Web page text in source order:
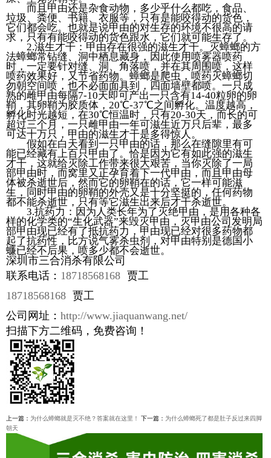
而且甲由还是杂食动物，多少乎什么都吃，食品、
垃圾、粪便、书籍、衣服等，只有是能咬得动的货色，
它们都会吃。也就是说甲由的对生存的环境不很高的请
求，只有有能咬得动的货色跟水，它们就可能生存了。
2.滋生才干：甲由存在很强的滋生才干。灭蟑螂的方
法蟑螂常钻缝、洞中栖息藏身，因此使用喷雾器喷药
时，一定要针对缝、洞、角落喷，并在其周围喷，这样
喷药效果好，又节省药物。蟑螂是爬虫，喷药灭蟑螂切
勿朝空间喷，也不必面面具到，四面墙壁都喷。一只成
熟的雌甲由每隔7-10天即可产出一只含有14-40粒卵的卵
鞘，其卵鞘为胶质体，20℃-37℃之间孵化。温度越高，
孵化时光越短，在30℃恒温时，只有20-30天，而长的可
超过三个月，一只雌甲由一年可滋生近万只后辈，最多
可达十万只，甲由的滋生才干是多得惊人。
假如在白天看到一只甲由的话，那么在缝隙里有可
能已经藏有上百只甲由了。恰是因为它有如此强的滋生
才干，这就给灭除工作带来很大艰苦，当你灭除了一局
部甲由时，而窝里又正孕育着下一代甲由，而且甲由母
体被杀逝世后，然而它的卵鞘在的话，它一样可能滋
生，同时甲由的卵鞘的外壳又是十分坚挺的，任何药物
都不能杀逝世，只有等它滋生出来后才干杀逝世。
3.抗药力：因为人类长年为了灭绝甲由，是用各种各
样的化学类的“生化武器”来毁灭甲由，灭甲由公司发明局
部甲由现已经有了抵抗药力，甲由现已经对很多药物都
起了抗药性，比方说气雾杀虫剂，对甲由特别是德国小
蠊已经不后果，喷多少都不会逝世。
深圳市三合消杀有限公司
联系电话： 18718568168 贾工
18718568168 贾工
公司网址： http://www.jiaquanwang.net/
扫描下方二维码，免费咨询！
上一篇： 为什么蟑螂就是灭不绝？答案就在这里！ 下一篇： 为什么蟑螂死了都是肚子反过来四脚
朝天